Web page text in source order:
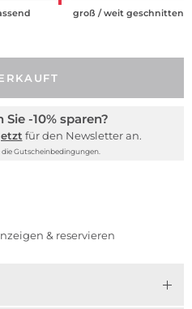
groß / weit geschnitten
Sie -10% sparen?
für den Newsletter an.
die Gutscheinbedingungen.
& reservieren